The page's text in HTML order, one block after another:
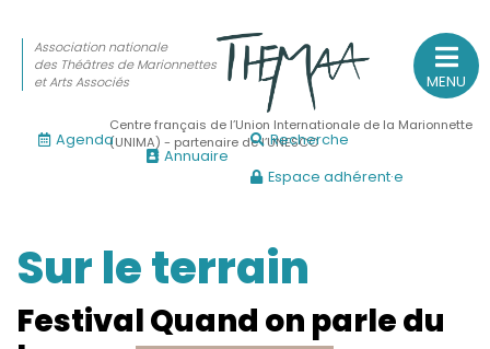
Sur le feu
(Actualités, annonces, vie professionnelle)
MENU
Association nationale
des Théâtres de Marionnettes
et Arts Associés
Centre français de l’Union Internationale de la Marionnette
(UNIMA) - partenaire de l’UNESCO
Agenda
Annuaire
Recherche
Espace adhérent·e
Sur le terrain
Festival Quand on parle du